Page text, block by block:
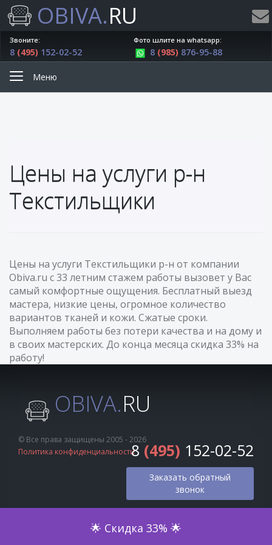
OBIVA.RU
🌟 Скидка 33% 🌟
Звоните:
8 (495) 152-02-52
Фото шлите на whatsapp:
8 (985) 876-95-88
Меню
Цены на услуги р-н
Текстильщики
Цены на услуги Текстильщики р-н от компании
Obiva.ru с 33 летним стажем работы вызовет у Вас
самый комфортные ощущения. Бесплатный выезд
мастера, низкие цены, огромное количество
вариантов тканей и кожи. Сжатые сроки.
Выполняем работы без потери качества и на дому и
в своих мастерских. До конца месяца скидка 33% на
работу!
OBIVA.RU
© Все права защищены 2005 - 2026
Политика конфиденциальности8 (495) 152-02-52
Заказать обратный
звонок